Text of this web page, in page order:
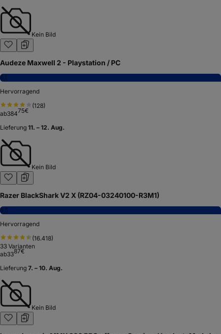
Kein Bild
Audeze Maxwell 2 - Playstation / PC
8,1
Hervorragend
(128)
ab38475€
Lieferung 11. – 12. Aug.
Kein Bild
Razer BlackShark V2 X (RZ04-03240100-R3M1)
8,5
Hervorragend
(16.418)
33 Varianten
ab3387€
Lieferung 7. – 10. Aug.
Kein Bild